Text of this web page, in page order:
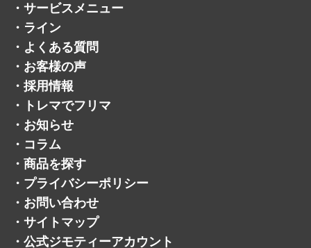
・ サービスメニュー
・ ライン
・ よくある質問
・ お客様の声
・ 採用情報
・
トレマでフリマ
・ お知らせ
・ コラム
・ 商品を探す
・ プライバシーポリシー
・ お問い合わせ
・ サイトマップ
・ 公式ジモティーアカウント